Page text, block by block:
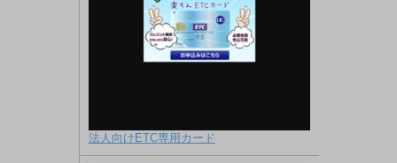
法人向けETC専用カード